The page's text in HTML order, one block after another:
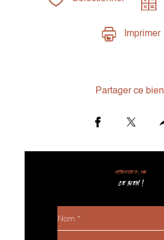
Imprimer
Partager ce bien
Intéressé(e) par
CE BIEN !
Nom
*